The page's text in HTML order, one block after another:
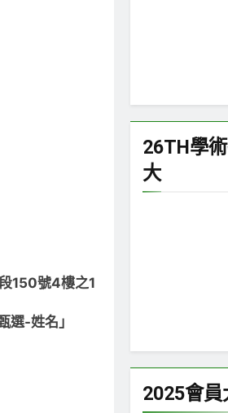
150號4樓之1
選-姓名」
26TH學
大
2025會員